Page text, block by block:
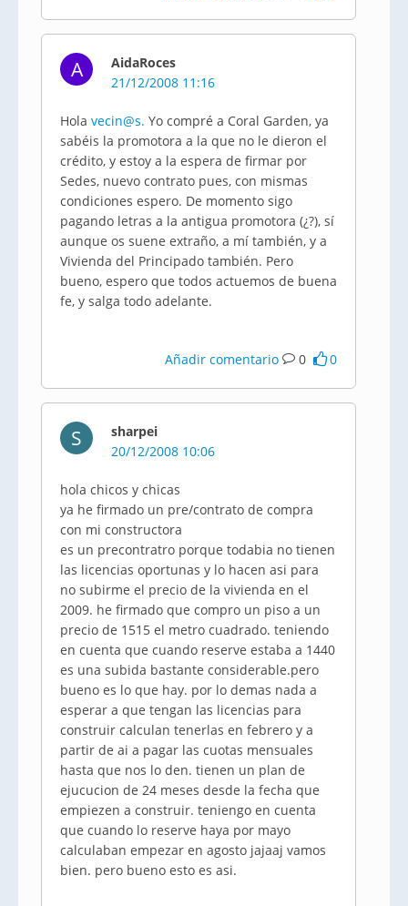
A
AidaRoces
21/12/2008 11:16
Hola vecin@s. Yo compré a Coral Garden, ya
sabéis la promotora a la que no le dieron el
crédito, y estoy a la espera de firmar por
Sedes, nuevo contrato pues, con mismas
condiciones espero. De momento sigo
pagando letras a la antigua promotora (¿?), sí
aunque os suene extraño, a mí también, y a
Vivienda del Principado también. Pero
bueno, espero que todos actuemos de buena
fe, y salga todo adelante.
Añadir comentario 0 0
S
sharpei
20/12/2008 10:06
hola chicos y chicas
ya he firmado un pre/contrato de compra
con mi constructora
es un precontratro porque todabia no tienen
las licencias oportunas y lo hacen asi para
no subirme el precio de la vivienda en el
2009. he firmado que compro un piso a un
precio de 1515 el metro cuadrado. teniendo
en cuenta que cuando reserve estaba a 1440
es una subida bastante considerable.pero
bueno es lo que hay. por lo demas nada a
esperar a que tengan las licencias para
construir calculan tenerlas en febrero y a
partir de ai a pagar las cuotas mensuales
hasta que nos lo den. tienen un plan de
ejucucion de 24 meses desde la fecha que
empiezen a construir. teniengo en cuenta
que cuando lo reserve haya por mayo
calculaban empezar en agosto jajaaj vamos
bien. pero bueno esto es asi.